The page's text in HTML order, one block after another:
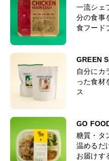
一流シェ
分の食事
食フード
GREEN
自分にカ
った食材
ス
GO
糖質・タ
温めるだ
お届けす